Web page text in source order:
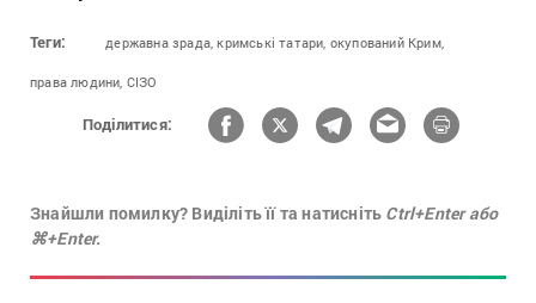
Теги: державна зрада, кримські татари, окупований Крим,
права людини, СІЗО
Поділитися:
Знайшли помилку? Виділіть її та натисніть Ctrl+Enter або
⌘+Enter.